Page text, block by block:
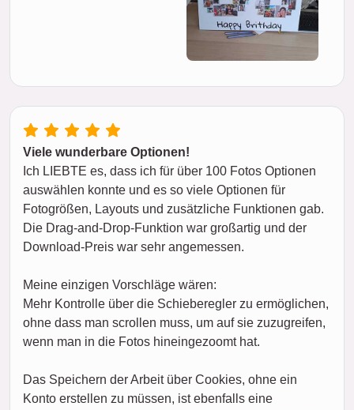
Viele wunderbare Optionen!
Ich LIEBTE es, dass ich für über 100 Fotos Optionen
auswählen konnte und es so viele Optionen für
Fotogrößen, Layouts und zusätzliche Funktionen gab.
Die Drag-and-Drop-Funktion war großartig und der
Download-Preis war sehr angemessen.
Meine einzigen Vorschläge wären:
Mehr Kontrolle über die Schieberegler zu ermöglichen,
ohne dass man scrollen muss, um auf sie zuzugreifen,
wenn man in die Fotos hineingezoomt hat.
Das Speichern der Arbeit über Cookies, ohne ein
Konto erstellen zu müssen, ist ebenfalls eine